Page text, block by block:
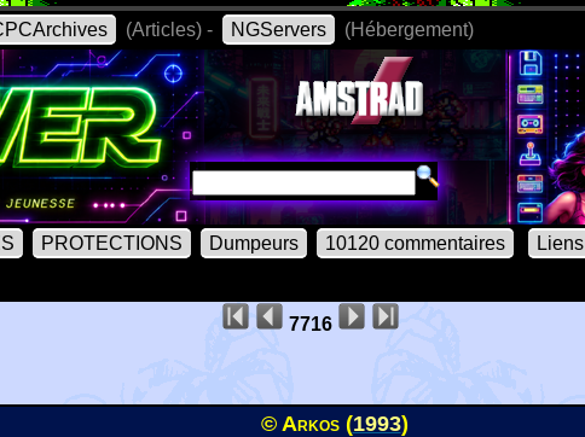
(Articles) - NGServers (Hébergement)
PROTECTIONS Dumpeurs 10120 commentaires Liens
7716
© Arkos (1993)